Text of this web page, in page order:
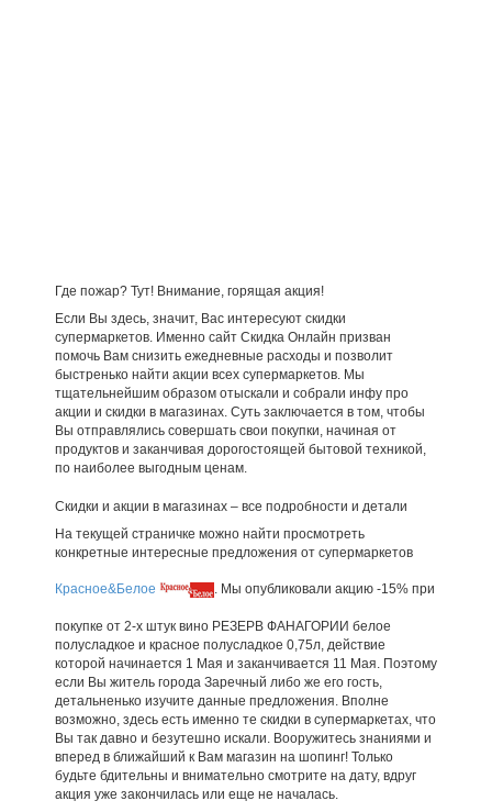
Где пожар? Тут! Внимание, горящая акция!
Если Вы здесь, значит, Вас интересуют скидки
супермаркетов. Именно сайт Скидка Онлайн призван
помочь Вам снизить ежедневные расходы и позволит
быстренько найти акции всех супермаркетов. Мы
тщательнейшим образом отыскали и собрали инфу про
акции и скидки в магазинах. Суть заключается в том, чтобы
Вы отправлялись совершать свои покупки, начиная от
продуктов и заканчивая дорогостоящей бытовой техникой,
по наиболее выгодным ценам.
Скидки и акции в магазинах – все подробности и детали
На текущей страничке можно найти просмотреть
конкретные интересные предложения от супермаркетов
Красное&Белое . Мы опубликовали акцию -15% при
покупке от 2-х штук вино РЕЗЕРВ ФАНАГОРИИ белое
полусладкое и красное полусладкое 0,75л, действие
которой начинается 1 Мая и заканчивается 11 Мая. Поэтому
если Вы житель города Заречный либо же его гость,
детальненько изучите данные предложения. Вполне
возможно, здесь есть именно те скидки в супермаркетах, что
Вы так давно и безутешно искали. Вооружитесь знаниями и
вперед в ближайший к Вам магазин на шопинг! Только
будьте бдительны и внимательно смотрите на дату, вдруг
акция уже закончилась или еще не началась.